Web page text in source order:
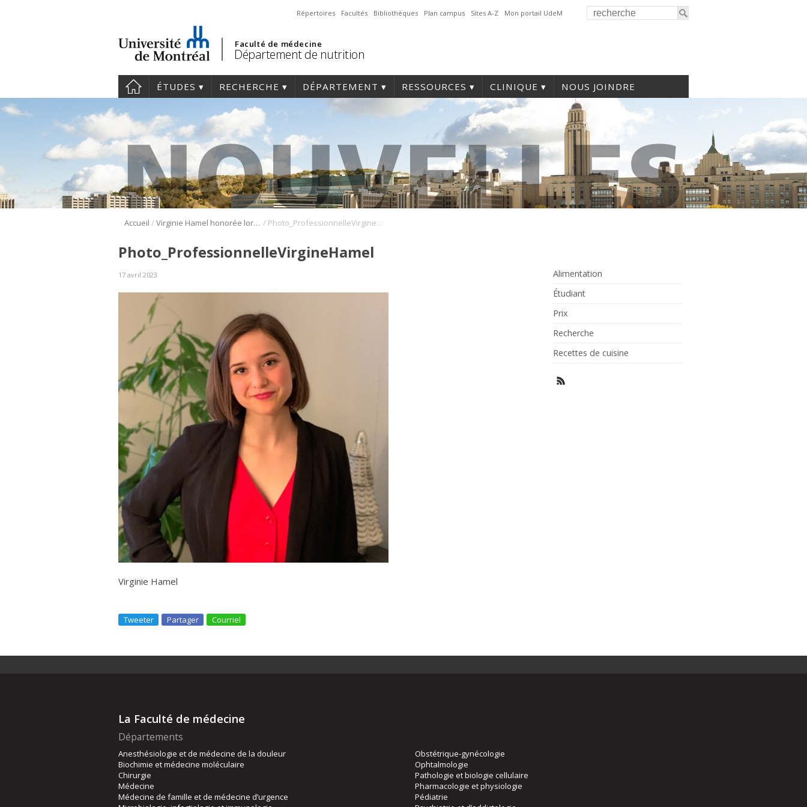
Répertoires Facultés Bibliothèques Plan campus Sites A-Z Mon portail UdeM
Faculté de médecine
Département de nutrition
ÉTUDES RECHERCHE DÉPARTEMENT RESSOURCES CLINIQUE NOUS JOINDRE
Accueil / Virginie Hamel honorée lors de la Célébration de l’excellence à la Faculté de médecine / Photo_ProfessionnelleVirgineHamel
Alimentation
Étudiant
Prix
Recherche
Recettes de cuisine
Photo_ProfessionnelleVirgineHamel
17 avril 2023
Virginie Hamel
Tweeter Partager Courriel
La Faculté de médecine
Départements
Anesthésiologie et de médecine de la douleur
Biochimie et médecine moléculaire
Chirurgie
Médecine
Médecine de famille et de médecine d’urgence
Obstétrique-gynécologie
Ophtalmologie
Pathologie et biologie cellulaire
Pharmacologie et physiologie
Pédiatrie